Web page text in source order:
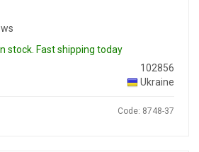
stock. Fast shipping today
102856
Ukraine
Code: 8748-37